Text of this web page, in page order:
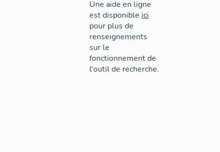
Une aide en ligne
est disponible ici
pour plus de
renseignements
sur le
fonctionnement de
l'outil de recherche.